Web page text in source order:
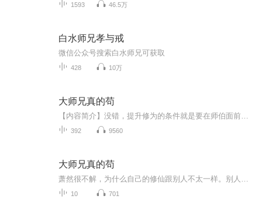
1593 46.5万
白水师兄孝与戒
微信公众号搜索白水师兄可获取
428 10万
大师兄真的苟
392 9560
大师兄真的苟
10 701